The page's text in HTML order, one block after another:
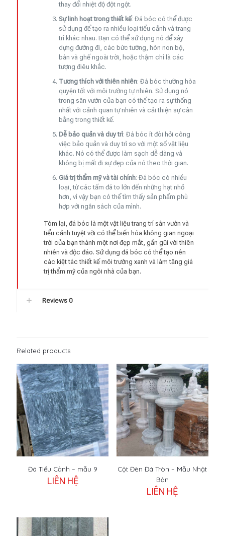
thay đổi nhiệt độ đột ngột.
Sự linh hoạt trong thiết kế: Đá bóc có thể được
sử dụng để tạo ra nhiều loại tiểu cảnh và trang
trí khác nhau. Bạn có thể sử dụng nó để xây
dựng đường đi, các bức tường, hòn non bộ,
bàn và ghế ngoài trời, hoặc thậm chí là các
tượng điêu khắc.
Tương thích với thiên nhiên: Đá bóc thường hòa
quyện tốt với môi trường tự nhiên. Sử dụng nó
trong sân vườn của bạn có thể tạo ra sự thống
nhất với cảnh quan tự nhiên và cải thiện sự cân
bằng trong thiết kế.
Dễ bảo quản và duy trì: Đá bóc ít đòi hỏi công
việc bảo quản và duy trì so với một số vật liệu
khác. Nó có thể được làm sạch dễ dàng và
không bị mất đi sự đẹp của nó theo thời gian.
Giá trị thẩm mỹ và tài chính: Đá bóc có nhiều
loại, từ các tấm đá to lớn đến những hạt nhỏ
hơn, vì vậy bạn có thể tìm thấy sản phẩm phù
hợp với ngân sách của mình.
Tóm lại, đá bóc là một vật liệu trang trí sân vườn và
tiểu cảnh tuyệt vời có thể biến hóa không gian ngoại
trời của bạn thành một nơi đẹp mắt, gần gũi với thiên
nhiên và độc đáo. Sử dụng đá bóc có thể tạo nên
các kiệt tác thiết kế môi trường xanh và làm tăng giá
trị thẩm mỹ của ngôi nhà của bạn.
Reviews 0
Related products
Đá Tiểu Cảnh – mẫu 9
LIÊN HỆ
Cột Đèn Đá Tròn – Mẫu Nhật
Bản
LIÊN HỆ